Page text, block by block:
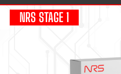
NRS STAGE 1